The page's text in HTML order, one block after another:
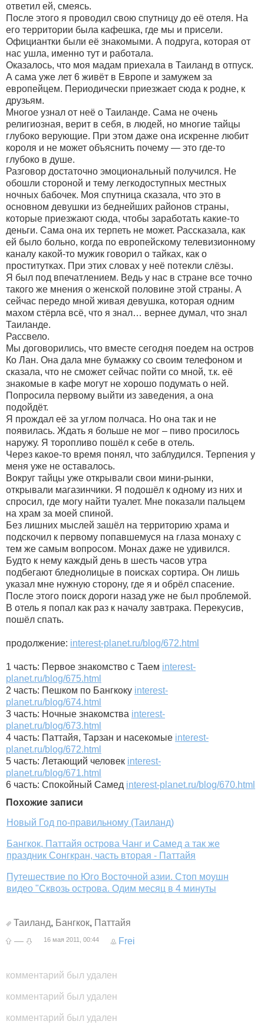
ответил ей, смеясь.
После этого я проводил свою спутницу до её отеля. На
его территории была кафешка, где мы и присели.
Официантки были её знакомыми. А подруга, которая от
нас ушла, именно тут и работала.
Оказалось, что моя мадам приехала в Таиланд в отпуск.
А сама уже лет 6 живёт в Европе и замужем за
европейцем. Периодически приезжает сюда к родне, к
друзьям.
Многое узнал от неё о Таиланде. Сама не очень
религиозная, верит в себя, в людей, но многие тайцы
глубоко верующие. При этом даже она искренне любит
короля и не может объяснить почему — это где-то
глубоко в душе.
Разговор достаточно эмоциональный получился. Не
обошли стороной и тему легкодоступных местных
ночных бабочек. Моя спутница сказала, что это в
основном девушки из беднейших районов страны,
которые приезжают сюда, чтобы заработать какие-то
деньги. Сама она их терпеть не может. Рассказала, как
ей было больно, когда по европейскому телевизионному
каналу какой-то мужик говорил о тайках, как о
проститутках. При этих словах у неё потекли слёзы.
Я был под впечатлением. Ведь у нас в стране все точно
такого же мнения о женской половине этой страны. А
сейчас передо мной живая девушка, которая одним
махом стёрла всё, что я знал… вернее думал, что знал
Таиланде.
Рассвело.
Мы договорились, что вместе сегодня поедем на остров
Ко Лан. Она дала мне бумажку со своим телефоном и
сказала, что не сможет сейчас пойти со мной, т.к. её
знакомые в кафе могут не хорошо подумать о ней.
Попросила первому выйти из заведения, а она
подойдёт.
Я прождал её за углом полчаса. Но она так и не
появилась. Ждать я больше не мог – пиво просилось
наружу. Я торопливо пошёл к себе в отель.
Через какое-то время понял, что заблудился. Терпения у
меня уже не оставалось.
Вокруг тайцы уже открывали свои мини-рынки,
открывали магазинчики. Я подошёл к одному из них и
спросил, где могу найти туалет. Мне показали пальцем
на храм за моей спиной.
Без лишних мыслей зашёл на территорию храма и
подскочил к первому попавшемуся на глаза монаху с
тем же самым вопросом. Монах даже не удивился.
Будто к нему каждый день в шесть часов утра
подбегают бледнолицые в поисках сортира. Он лишь
указал мне нужную сторону, где я и обрёл спасение.
После этого поиск дороги назад уже не был проблемой.
В отель я попал как раз к началу завтрака. Перекусив,
пошёл спать.
продолжение: interest-planet.ru/blog/672.html
1 часть: Первое знакомство с Таем interest-
planet.ru/blog/675.html
2 часть: Пешком по Бангкоку interest-
planet.ru/blog/674.html
3 часть: Ночные знакомства interest-
planet.ru/blog/673.html
4 часть: Паттайя, Тарзан и насекомые interest-
planet.ru/blog/672.html
5 часть: Летающий человек interest-
planet.ru/blog/671.html
6 часть: Спокойный Самед interest-planet.ru/blog/670.html
Похожие записи
Новый Год по-правильному (Таиланд)
Бангкок, Паттайя острова Чанг и Самед а так же
праздник Сонгкран, часть вторая - Паттайя
Путешествие по Юго Восточной азии. Стоп моушн
видео "Сквозь острова. Одим месяц в 4 минуты
Таиланд, Бангкок, Паттайя
—
16 мая 2011, 00:44 Frei
комментарий был удален
комментарий был удален
комментарий был удален